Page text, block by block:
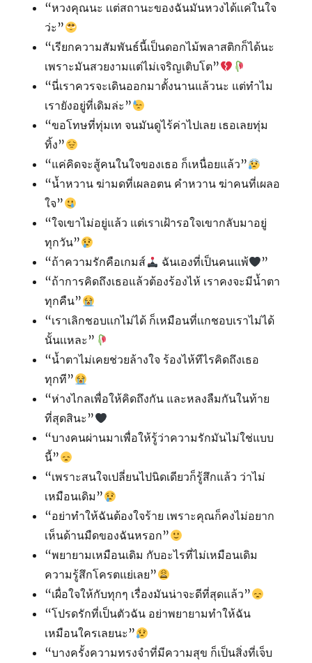
“หวงคุณนะ เเต่สถานะของฉันมันหวงได้เเค่ในใจ
ว่ะ”
“เรียกความสัมพันธ์นี้เป็นดอกไม้พลาสติกก็ได้นะ
เพราะมันสวยงามเเต่ไม่เจริญเติบโต”
“นี่เราควรจะเดินออกมาตั้งนานแล้วนะ แต่ทำไม
เรายังอยู่ที่เดิมล่ะ”
“ขอโทษที่ทุ่มเท จนมันดูไร้ค่าไปเลย เธอเลยทุ่ม
ทิ้ง”
“แค่คิดจะสู้คนในใจของเธอ ก็เหนื่อยแล้ว”
“น้ำหวาน ฆ่ามดที่เผลอตน คำหวาน ฆ่าคนที่เผลอ
ใจ”
“ใจเขาไม่อยู่แล้ว แต่เราเฝ้ารอใจเขากลับมาอยู่
ทุกวัน”
“ถ้าความรักคือเกมส์
ฉันเองที่เป็นคนแพ้
”
“ถ้าการคิดถึงเธอแล้วต้องร้องไห้ เราคงจะมีน้ำตา
ทุกคืน”
“เราเลิกชอบเเกไม่ได้ ก็เหมือนที่เเกชอบเราไม่ได้
นั้นเเหละ”
“น้ำตาไม่เคยช่วยล้างใจ ร้องไห้ทีไรคิดถึงเธอ
ทุกที”
“ห่างไกลเพื่อให้คิดถึงกัน และหลงลืมกันในท้าย
ที่สุดสินะ”
“บางคนผ่านมาเพื่อให้รู้ว่าความรักมันไม่ใช่แบบ
นี้”
“เพราะสนใจเปลี่ยนไปนิดเดียวก็รู้สึกแล้ว ว่าไม่
เหมือนเดิม”
“อย่าทำให้ฉันต้องใจร้าย เพราะคุณก็คงไม่อยาก
เห็นด้านมืดของฉันหรอก”
“พยายามเหมือนเดิม กับอะไรที่ไม่เหมือนเดิม
ความรู้สึกโครตแย่เลย”
“เผื่อใจให้กับทุกๆ เรื่องมันน่าจะดีที่สุดแล้ว”
“โปรดรักที่เป็นตัวฉัน อย่าพยายามทำให้ฉัน
เหมือนใครเลยนะ”
“บางครั้งความทรงจำที่มีความสุข ก็เป็นสิ่งที่เจ็บ